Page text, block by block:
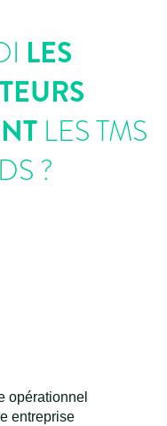
LES
LES TMS
?
opérationnel
entreprise